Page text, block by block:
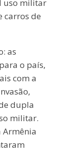
uso militar
carros de
as
o país,
com a
dupla
militar.
Armênia